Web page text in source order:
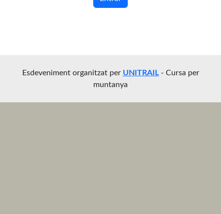
Esdeveniment organitzat per UNITRAIL- Cursa per
muntanya